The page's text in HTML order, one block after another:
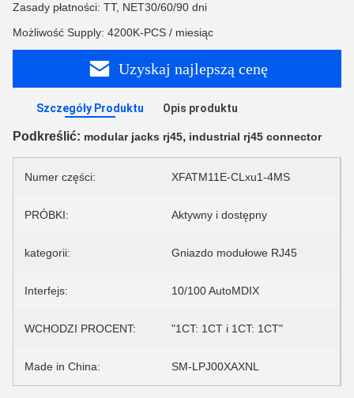
Zasady płatności: TT, NET30/60/90 dni
Możliwość Supply: 4200K-PCS / miesiąc
Uzyskaj najlepszą cenę
Szczegóły Produktu Opis produktu
Podkreślić: modular jacks rj45, industrial rj45 connector
Numer części: XFATM11E-CLxu1-4MS
PRÓBKI: Aktywny i dostępny
kategorii: Gniazdo modułowe RJ45
Interfejs: 10/100 AutoMDIX
WCHODZI PROCENT: "1CT: 1CT i 1CT: 1CT"
Made in China: SM-LPJ00XAXNL